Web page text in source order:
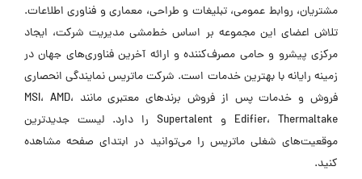
مشتریان، روابط عمومی، تبلیغات و طراحی، معماری و فناوری اطلاعات.
تلاش اعضای این مجموعه بر اساس خط‌مشی مدیریت شرکت، ایجاد
مرکزی پیشرو و حامی مصرف‌کننده و ارائه آخرین فناوری‌های جهان در
زمینه رایانه با بهترین خدمات است. شرکت ماتریس نمایندگی انحصاری
فروش و خدمات پس از فروش برندهای معتبری مانند MSI، AMD،
Edifier، Thermaltake و Supertalent را دارد. لیست جدیدترین
موقعیت‌های شغلی ماتریس را می‌توانید در ابتدای صفحه مشاهده
کنید.